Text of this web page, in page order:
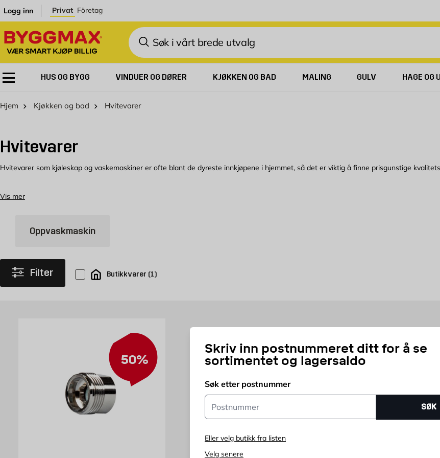
Logg inn Privat Företag
Søk
Skriv inn postnummeret ditt for å se
sortimentet og lagersaldo
Søk etter postnummer
Postnummer
SØK
Eller velg butikk fra listen
Velg senere
HUS OG BYGG VINDUER OG DØRER KJØKKEN OG BAD MALING GULV HAGE OG
Hjem Kjøkken og bad Hvitevarer
Hvitevarer
Hvitevarer som kjøleskap og vaskemaskiner er ofte blant de dyreste innkjøpene i hjemmet, så det er viktig å finne prisgunstige
Hvitevarer gjør hverdagen bedre
hos oss på Byggmax, får du penger til overs, og vi kan også være behjelpelige hvis du trenger råd om hvordan du selv kan installere
Investering i hvitevarer
Mange oppgraderer boligen sin med helt nye hvitevarer før et salg, fordi det har vist seg at man
Kjøp stilige hvitevarer fra Byggmax
Hvitevarer fra Byggmax skal være prisgunstige og enkle å installere. Vi har alt du trenger innen vask og tørk, og de hvitevarene et
Vis mer
Oppvaskmaskin
Filter Butikkvarer (1)
50%